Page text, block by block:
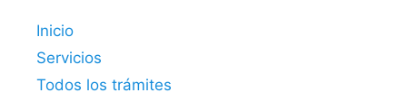
Inicio
Servicios
Todos los trámites